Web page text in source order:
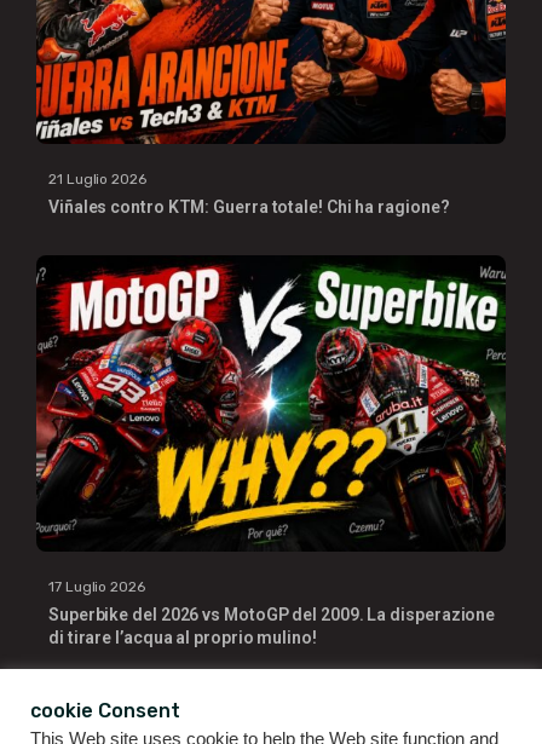
21 Luglio 2026
Viñales contro KTM: Guerra totale! Chi ha ragione?
17 Luglio 2026
Superbike del 2026 vs MotoGP del 2009. La disperazione
di tirare l’acqua al proprio mulino!
cookie Consent
This Web site uses cookie to help the Web site function and